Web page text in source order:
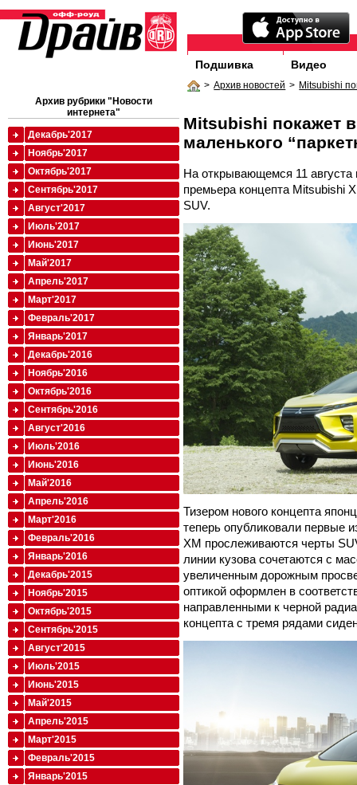
Подшивка Видео
> Архив новостей > Mitsubishi
Mitsubishi покажет
маленького
На открывающемся 11
премьера концепта Mitsubishi
SUV.
Тизером нового концепта
теперь опубликовали первые
XM прослеживаются черты
линии кузова сочетаются с
увеличенным дорожным
оптикой оформлен в
направленными к черной
концепта с тремя рядами
Архив рубрики "Новости
интернета"
Декабрь'2017
Ноябрь'2017
Октябрь'2017
Сентябрь'2017
Август'2017
Июль'2017
Июнь'2017
Май'2017
Апрель'2017
Март'2017
Февраль'2017
Январь'2017
Декабрь'2016
Ноябрь'2016
Октябрь'2016
Сентябрь'2016
Август'2016
Июль'2016
Июнь'2016
Май'2016
Апрель'2016
Март'2016
Февраль'2016
Январь'2016
Декабрь'2015
Ноябрь'2015
Октябрь'2015
Сентябрь'2015
Август'2015
Июль'2015
Июнь'2015
Май'2015
Апрель'2015
Март'2015
Февраль'2015
Январь'2015